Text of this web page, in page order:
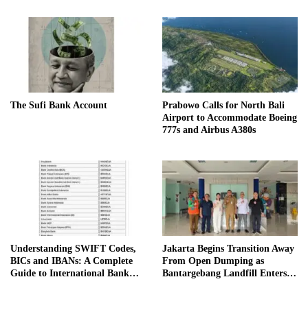
The Sufi Bank Account
Prabowo Calls for North Bali
Airport to Accommodate Boeing
777s and Airbus A380s
Understanding SWIFT Codes,
BICs and IBANs: A Complete
Guide to International Bank
Jakarta Begins Transition Away
From Open Dumping as
Bantargebang Landfill Enters